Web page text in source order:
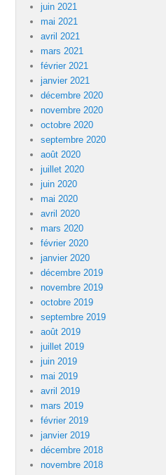
juin 2021
mai 2021
avril 2021
mars 2021
février 2021
janvier 2021
décembre 2020
novembre 2020
octobre 2020
septembre 2020
août 2020
juillet 2020
juin 2020
mai 2020
avril 2020
mars 2020
février 2020
janvier 2020
décembre 2019
novembre 2019
octobre 2019
septembre 2019
août 2019
juillet 2019
juin 2019
mai 2019
avril 2019
mars 2019
février 2019
janvier 2019
décembre 2018
novembre 2018